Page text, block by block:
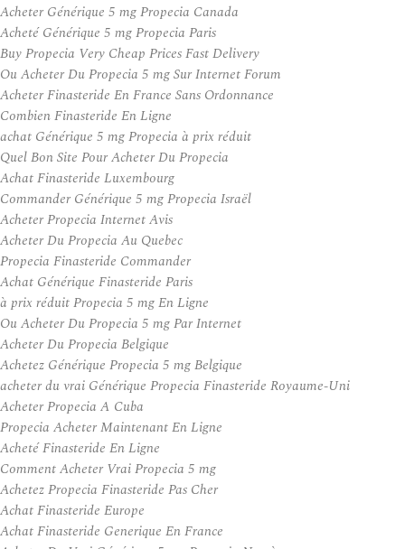
Acheter Générique 5 mg Propecia Canada
Acheté Générique 5 mg Propecia Paris
Buy Propecia Very Cheap Prices Fast Delivery
Ou Acheter Du Propecia 5 mg Sur Internet Forum
Acheter Finasteride En France Sans Ordonnance
Combien Finasteride En Ligne
achat Générique 5 mg Propecia à prix réduit
Quel Bon Site Pour Acheter Du Propecia
Achat Finasteride Luxembourg
Commander Générique 5 mg Propecia Israël
Acheter Propecia Internet Avis
Acheter Du Propecia Au Quebec
Propecia Finasteride Commander
Achat Générique Finasteride Paris
à prix réduit Propecia 5 mg En Ligne
Ou Acheter Du Propecia 5 mg Par Internet
Acheter Du Propecia Belgique
Achetez Générique Propecia 5 mg Belgique
acheter du vrai Générique Propecia Finasteride Royaume-Uni
Acheter Propecia A Cuba
Propecia Acheter Maintenant En Ligne
Acheté Finasteride En Ligne
Comment Acheter Vrai Propecia 5 mg
Achetez Propecia Finasteride Pas Cher
Achat Finasteride Europe
Achat Finasteride Generique En France